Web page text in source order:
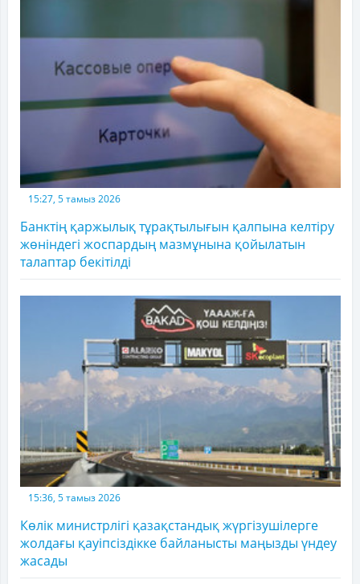
15:27, 5 тамыз 2026
Банктің қаржылық тұрақтылығын қалпына келтіру
жөніндегі жоспардың мазмұнына қойылатын
талаптар бекітілді
15:36, 5 тамыз 2026
Көлік министрлігі қазақстандық жүргізушілерге
жолдағы қауіпсіздікке байланысты маңызды үндеу
жасады